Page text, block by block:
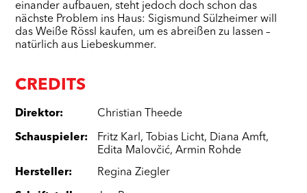
einander aufbauen, steht jedoch doch schon das
nächste Problem ins Haus: Sigismund Sülzheimer will
das Weiße Rössl kaufen, um es abreißen zu lassen –
natürlich aus Liebeskummer.
CREDITS
Direktor: Christian Theede
Schauspieler: Fritz Karl, Tobias Licht, Diana Amft,
Edita Malovčić,Armin Rohde
Hersteller: Regina Ziegler